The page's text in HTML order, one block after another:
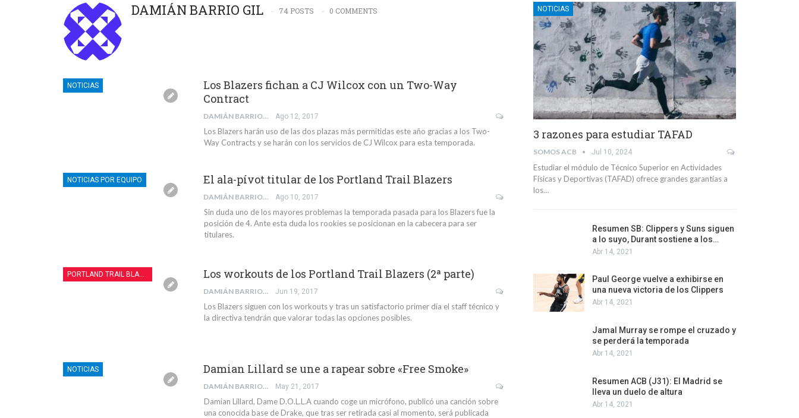
DAMIÁN BARRIO GIL 74 POSTS 0 COMMENTS
NOTICIAS
Los Blazers fichan a CJ Wilcox con un Two-Way
Contract
DAMIÁN BARRIO GIL Ago 12, 2017
Los Blazers harán uso de las dos plazas más permitidas este año gracias a los Two-
Way Contracts y se harán con los servicios de CJ Wilcox para esta temporada.
NOTICIAS POR EQUIPO El ala-pívot titular de los Portland Trail Blazers
DAMIÁN BARRIO GIL Ago 10, 2017
Sin duda uno de los mayores problemas la temporada pasada para los Blazers fue la
posición de 4. Ante esta duda los rookies se posicionan en la cabecera para ser
titulares.
PORTLAND TRAIL BLAZERS Los workouts de los Portland Trail Blazers (2ª parte)
DAMIÁN BARRIO GIL Jun 19, 2017
Los Blazers siguen con los workouts y tras un satisfactorio primer día el staff técnico y
la directiva tendrán que valorar todas las opciones posibles.
NOTICIAS Damian Lillard se une a rapear sobre «Free Smoke»
DAMIÁN BARRIO GIL May 21, 2017
Damian Lillard, Dame D.O.L.L.A cuando coge un micrófono, publicó una canción sobre
una conocida base de Drake, que tras ser retirada casi al momento, será publicada
NOTICIAS
3 razones para estudiar TAFAD
SOMOS ACB Jul 10, 2024
Estudiar el módulo de Técnico Superior en Actividades
Físicas y Deportivas (TAFAD) ofrece grandes garantías a
los…
Resumen SB: Clippers y Suns siguen
a lo suyo, Durant sostiene a los…
Abr 14, 2021
Paul George vuelve a exhibirse en
una nueva victoria de los Clippers
Abr 14, 2021
Jamal Murray se rompe el cruzado y
se perderá la temporada
Abr 14, 2021
Resumen ACB (J31): El Madrid se
lleva un duelo de altura
Abr 14, 2021